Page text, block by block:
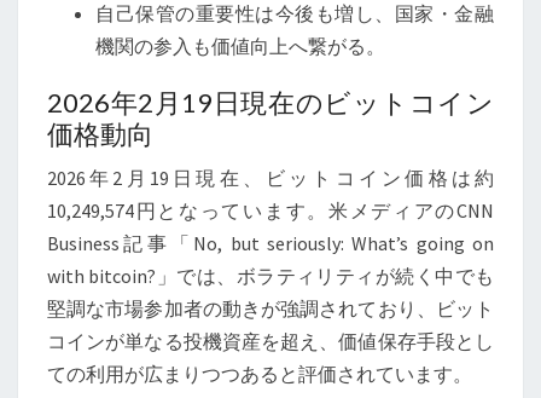
価
格
の
裏
あ
る
グ
ロ
ー
バ
ル
自己保管の重要性は今後も増し、国家・金融
機関の参入も価値向上へ繋がる。
2026年2月19日現在のビットコイン
価格動向
2026年2月19日現在、ビットコイン価格は約
10,249,574円となっています。米メディアのCNN
Business記事「No, but seriously: What’s going on
with bitcoin?」では、ボラティリティが続く中でも
堅調な市場参加者の動きが強調されており、ビット
コインが単なる投機資産を超え、価値保存手段とし
ての利用が広まりつつあると評価されています。